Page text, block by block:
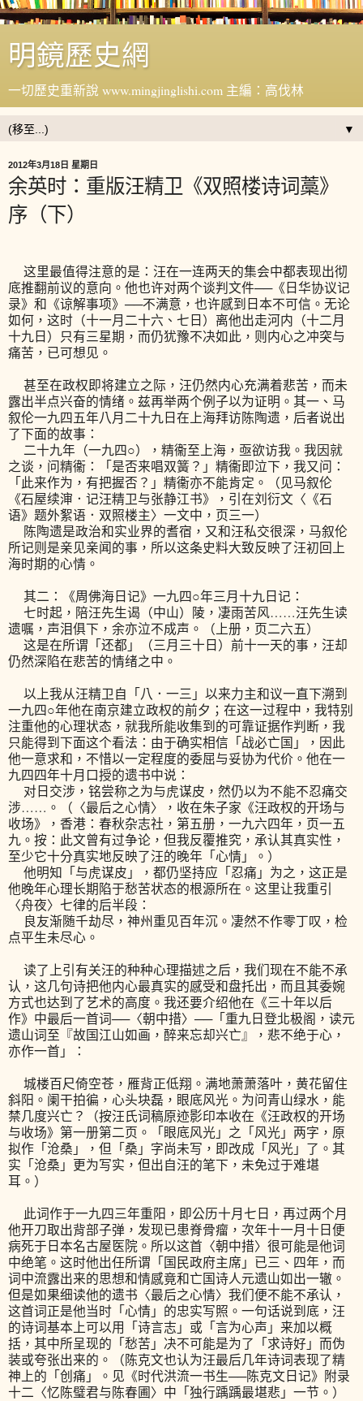
明鏡歷史網
一切歷史重新說 www.mingjinglishi.com 主編：高伐林
▼
2012年3月18日 星期日
余英时：重版汪精卫《双照楼诗词藁》
序（下）
这里最值得注意的是：汪在一连两天的集会中都表现出彻
底推翻前议的意向。他也许对两个谈判文件──《日华协议记
录》和《谅解事项》──不满意，也许感到日本不可信。无论
如何，这时（十一月二十六、七日）离他出走河内（十二月
十九日）只有三星期，而仍犹豫不决如此，则内心之冲突与
痛苦，已可想见。
甚至在政权即将建立之际，汪仍然内心充满着悲苦，而未
露出半点兴奋的情绪。兹再举两个例子以为证明。其一、马
叙伦一九四五年八月二十九日在上海拜访陈陶遗，后者说出
了下面的故事：
二十九年（一九四○），精衞至上海，亟欲访我。我因就
之谈，问精衞：「是否来唱双簧？」精衞即泣下，我又问：
「此来作为，有把握否？」精衞亦不能肯定。（见马叙伦
《石屋续渖．记汪精卫与张静江书》，引在刘衍文〈《石
语》题外絮语．双照楼主〉一文中，页三一）
陈陶遗是政治和实业界的耆宿，又和汪私交很深，马叙伦
所记则是亲见亲闻的事，所以这条史料大致反映了汪初回上
海时期的心情。
其二：《周佛海日记》一九四○年三月十九日记：
七时起，陪汪先生谒（中山）陵，凄雨苦风……汪先生读
遗嘱，声泪俱下，余亦泣不成声。（上册，页二六五）
这是在所谓「还都」（三月三十日）前十一天的事，汪却
仍然深陷在悲苦的情绪之中。
以上我从汪精卫自「八．一三」以来力主和议一直下溯到
一九四○年他在南京建立政权的前夕；在这一过程中，我特别
注重他的心理状态，就我所能收集到的可靠证据作判断，我
只能得到下面这个看法：由于确实相信「战必亡国」，因此
他一意求和，不惜以一定程度的委屈与妥协为代价。他在一
九四四年十月口授的遗书中说：
对日交涉，铭尝称之为与虎谋皮，然仍以为不能不忍痛交
涉……。（〈最后之心情〉，收在朱子家《汪政权的开场与
收场》，香港：春秋杂志社，第五册，一九六四年，页一五
九。按：此文曾有过争论，但我反覆推究，承认其真实性，
至少它十分真实地反映了汪的晚年「心情」。）
他明知「与虎谋皮」，都仍坚持应「忍痛」为之，这正是
他晚年心理长期陷于愁苦状态的根源所在。这里让我重引
〈舟夜〉七律的后半段：
良友渐随千劫尽，神州重见百年沉。凄然不作零丁叹，检
点平生未尽心。
读了上引有关汪的种种心理描述之后，我们现在不能不承
认，这几句诗把他内心最真实的感受和盘托出，而且其委婉
方式也达到了艺术的高度。我还要介绍他在《三十年以后
作》中最后一首词──〈朝中措〉──「重九日登北极阁，读元
遗山词至『故国江山如画，醉来忘却兴亡』，悲不绝于心，
亦作一首」：
城楼百尺倚空苍，雁背正低翔。满地萧萧落叶，黄花留住
斜阳。阑干拍徧，心头块磊，眼底风光。为问青山绿水，能
禁几度兴亡？（按汪氏词稿原迹影印本收在《汪政权的开场
与收场》第一册第二页。「眼底风光」之「风光」两字，原
拟作「沧桑」，但「桑」字尚未写，即改成「风光」了。其
实「沧桑」更为写实，但出自汪的笔下，未免过于难堪
耳。）
此词作于一九四三年重阳，即公历十月七日，再过两个月
他开刀取出背部子弹，发现已患脊骨瘤，次年十一月十日便
病死于日本名古屋医院。所以这首〈朝中措〉很可能是他词
中绝笔。这时他出任所谓「国民政府主席」已三、四年，而
词中流露出来的思想和情感竟和亡国诗人元遗山如出一辙。
但是如果细读他的遗书〈最后之心情〉我们便不能不承认，
这首词正是他当时「心情」的忠实写照。一句话说到底，汪
的诗词基本上可以用「诗言志」或「言为心声」来加以概
括，其中所呈现的「愁苦」决不可能是为了「求诗好」而伪
装或夸张出来的。（陈克文也认为汪最后几年诗词表现了精
神上的「创痛」。见《时代洪流一书生──陈克文日记》附录
十二〈忆陈璧君与陈春圃〉中「独行踽踽最堪悲」一节。）